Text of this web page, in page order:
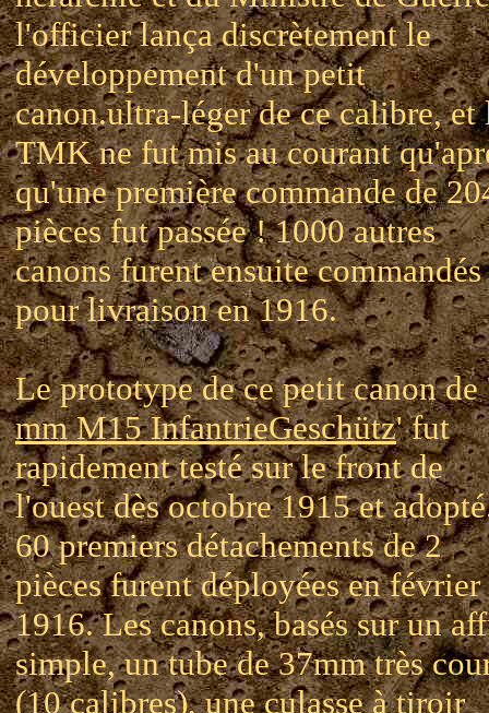
l'officier lança discrètement le
développement d'un petit
canon.ultra-léger de ce calibre, et
TMK ne fut mis au courant
qu'une première commande de
pièces fut passée ! 1000 autres
canons furent ensuite commandés
pour livraison en 1916.
Le prototype de ce petit canon de
mm M15 InfantrieGeschütz' fut
rapidement testé sur le front de
l'ouest dès octobre 1915 et
60 premiers détachements de 2
pièces furent déployées en février
1916. Les canons, basés sur un
simple, un tube de 37mm très
(10 calibres), une culasse à tiroir